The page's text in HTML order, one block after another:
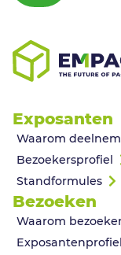
Exposanten
Waarom
Bezoekersprofiel
Standformules
Bezoeken
Waarom
Exposantenprofiel